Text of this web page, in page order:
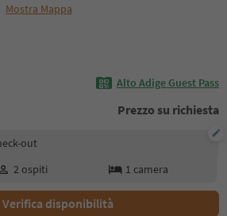
Mostra Mappa
Alto Adige Guest Pass
Prezzo su richiesta
out
2 ospiti 1 camera
Verifica disponibilità